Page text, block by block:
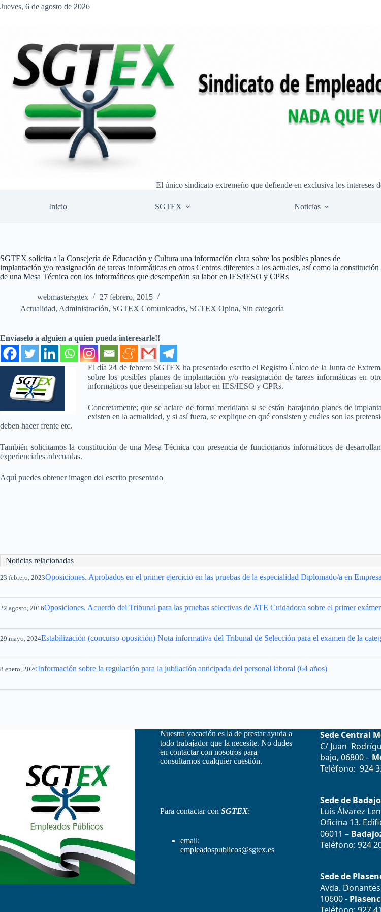
Saltar
Jueves, 6 de agosto de 2026
El único sindicato extremeño que defiende en exclusiva los intereses
Inicio SGTEX Noticias
SGTEX solicita a la Consejería de Educación y Cultura una información clara sobre los posibles planes de
implantación y/o reasignación de tareas informáticas en otros Centros diferentes a los actuales, así como la constitución
de una Mesa Técnica con los informáticos que desempeñan su labor en IES/IESO y CPRs
webmastersgtex
27 febrero, 2015
Actualidad, Administración, SGTEX Comunicados, SGTEX Opina, Sin categoría
Envíaselo a alguien a quien pueda interesarle!!
El día 24 de febrero SGTEX ha presentado escrito el Registro Único de la Junta de
sobre los posibles planes de implantación y/o reasignación de tareas informáticas en
informáticos que desempeñan su labor en IES/IESO y CPRs.
Concretamente; que se aclare de forma meridiana si se están barajando planes de
existen en la actualidad, y si así fuera, se explique en qué consisten y cuáles son las
deben hacer frente etc.
También solicitamos la constitución de una Mesa Técnica con presencia de funcionarios informáticos de
experienciales adecuadas.
Aquí puedes obtener imagen del escrito presentado
Noticias relacionadas
23 febrero, 2023Oposiciones. Aprobados en el primer ejercicio en las pruebas de la especialidad Diplomado/a en
22 agosto, 2016Oposiciones. Acuerdo del Tribunal para las pruebas selectivas de ATE Cuidador/a sobre el primer
29 mayo, 2024Estabilización (concurso-oposición) Nota informativa del Tribunal de Selección para el examen de la
8 enero, 2020Información sobre la regulación para la jubilación anticipada del personal laboral (64 años)
Nuestra vocación es la de prestar ayuda a
todo trabajador que la necesite. No dudes
en contactar con nosotros para
consultarnos cualquier cuestión.
Para contactar con SGTEX:
email:
empleadospublicos@sgtex.es
Sede Central
C/ Juan
bajo, 06800 –
Teléfono: 924
Sede de
Luís Álvarez
Oficina 13.
06011 –
Teléfono: 924
Sede de
Avda.
10600 -